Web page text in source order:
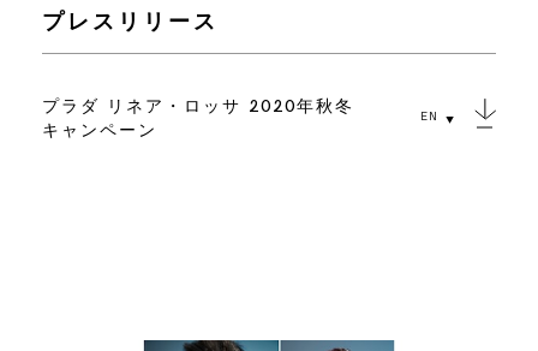
プレスリリース
プラダ リネア・ロッサ 2020年秋冬
キャンペーン
EN